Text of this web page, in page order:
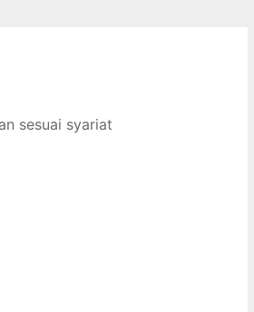
sesuai syariat